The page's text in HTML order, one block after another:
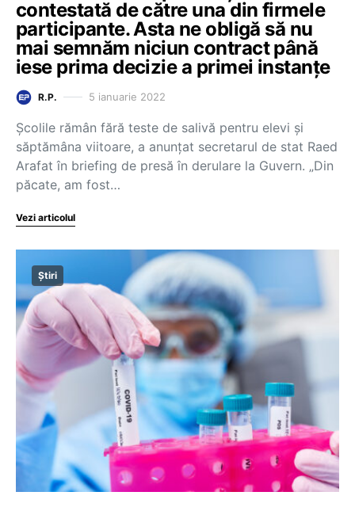
contestată de către una din firmele
participante. Asta ne obligă să nu
mai semnăm niciun contract până
iese prima decizie a primei instanțe
R.P. 5 ianuarie 2022
Școlile rămân fără teste de salivă pentru elevi și
săptămâna viitoare, a anunțat secretarul de stat Raed
Arafat în briefing de presă în derulare la Guvern. „Din
păcate, am fost…
Vezi articolul
Știri